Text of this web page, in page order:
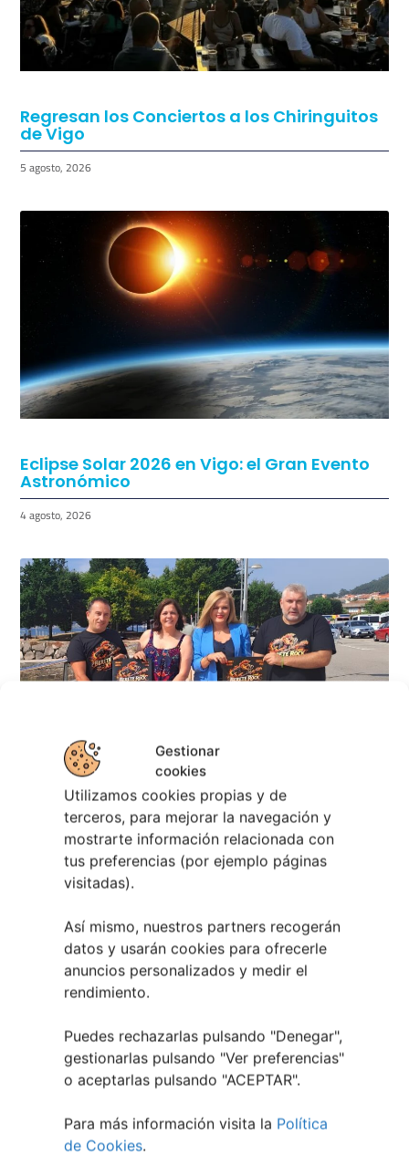
Gestionar
cookies
Utilizamos cookies propias y de
terceros, para mejorar la navegación y
mostrarte información relacionada con
tus preferencias (por ejemplo páginas
visitadas).
Así mismo, nuestros partners recogerán
datos y usarán cookies para ofrecerle
anuncios personalizados y medir el
rendimiento.
Puedes rechazarlas pulsando "Denegar",
gestionarlas pulsando "Ver preferencias"
o aceptarlas pulsando "ACEPTAR".
Para más información visita la Política
de Cookies.
Regresan los Conciertos a los Chiringuitos
de Vigo
5 agosto, 2026
Eclipse Solar 2026 en Vigo: el Gran Evento
Astronómico
4 agosto, 2026
Berete Rock 2026 | Festival de Rock de
Chapela
28 julio, 2026
Noticias de Ourenseplan
Festival Noites Teatrais de Vilamarín 2026
julio, 2026
Verano Cultural de Seixalbo 2026 31 mayo,
2026
mayo, 2026
Noticias de Pontevedraplan
agosto, 2026
El XXXII Festival Internacional de Jazz e Blues